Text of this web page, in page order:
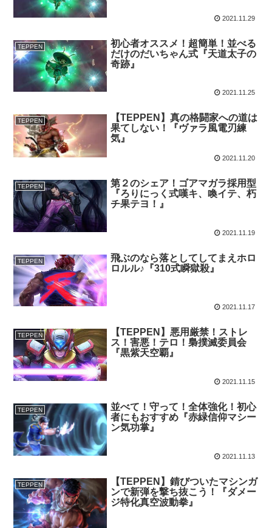
2021.11.29
TEPPEN
初心者オススメ！超簡単！並べる
だけのだいちゃん式『天道太子の
奇跡』
2021.11.25
TEPPEN
【TEPPEN】真の格闘家への道は
果てしない！『ヴァラ風電刃練
気』
2021.11.20
TEPPEN
第２のシェア！ゴアマガラ採用型
『ろりにっく式嘆キ、喚イテ、朽
チ果テヨ！』
2021.11.19
TEPPEN
飛ぶのなら落としてしてまえホロ
ロルル♪『310式瞬獄殺』
2021.11.17
TEPPEN
【TEPPEN】悪用厳禁！ストレ
ス！害悪！テロ！梟撲滅委員会
『黒紫天空覇』
2021.11.15
TEPPEN
並べて！守って！全体強化！初心
者にもおすすめ『赤緑信仰マシー
ン気功掌』
2021.11.13
TEPPEN
【TEPPEN】錆びついたマシンガ
ンで新弾を撃ち抜こう！『ダメー
ジ特化真空波動拳』